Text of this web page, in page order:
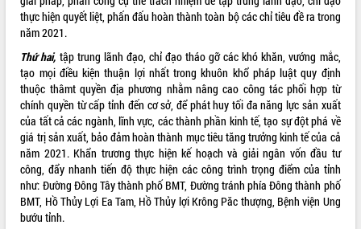
Đắk Lắk công bố Quy hoạch và xúc
tiến đầu tư tỉnh
ứng để giữ vững thị trường xuất khẩu
Diễn đàn Kinh tế tư nhân Việt Nam đột
phá cơ chế - Hợp tác công tư
Đề án 06 tạo bước ngoặt đột phá trong
cải cách hành chính tỉnh Đắk Lắk
Kết nối tour, đẩy mạnh chuyển đổi số
để phát triển du lịch Đắk Lắk
Khởi động Dự án Đầu tư xây dựng hạ
tầng kỹ thuật Cụm công nghiệp Tân
Tiến
thực hiện quyết liệt, phấn đấu hoàn thành toàn bộ các chỉ tiêu đề ra trong
năm 2021.
Thứ hai, tập trung lãnh đạo, chỉ đạo tháo gỡ các khó khăn, vướng mắc,
tạo mọi điều kiện thuận lợi nhất trong khuôn khổ pháp luật quy định
thuộc thâmt quyền địa phương nhằm nâng cao công tác phối hợp từ
chính quyền từ cấp tỉnh đến cơ sở, để phát huy tối đa năng lực sản xuất
của tất cả các ngành, lĩnh vực, các thành phần kinh tế, tạo sự đột phá về
giá trị sản xuất, bảo đảm hoàn thành mục tiêu tăng trưởng kinh tế của cả
năm 2021. Khẩn trương thực hiện kế hoạch và giải ngân vốn đầu tư
công, đẩy nhanh tiến độ thực hiện các công trình trọng điểm của tỉnh
như: Đường Đông Tây thành phố BMT, Đường tránh phía Đông thành phố
BMT, Hồ Thủy Lợi Ea Tam, Hồ Thủy lợi Krông Păc thượng, Bệnh viện Ung
bướu tỉnh.